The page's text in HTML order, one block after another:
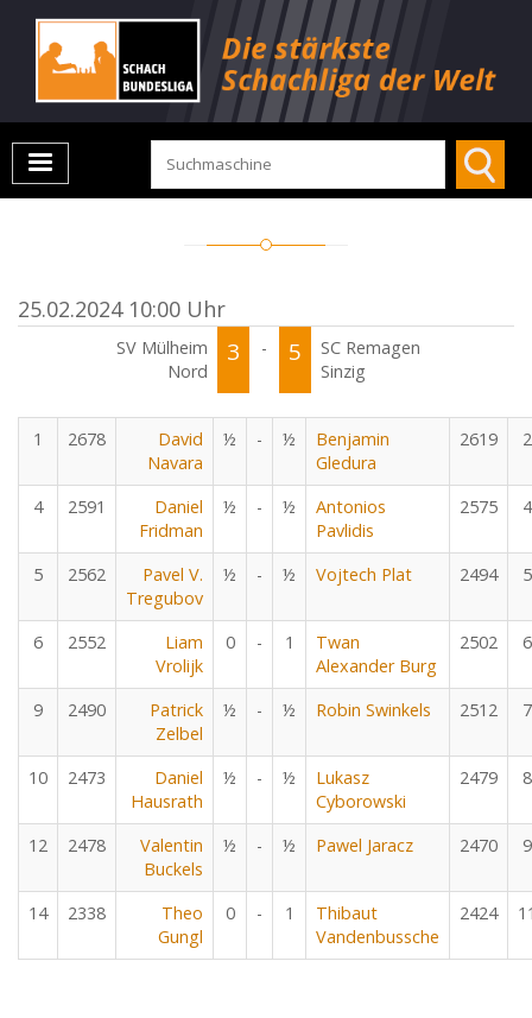
25.02.2024 10:00 Uhr
SV Mülheim
Nord
3 - 5
SC Remagen
Sinzig
1 2678
David
Navara
½ - ½
Benjamin
Gledura
2619 2
4 2591
Daniel
Fridman
½ - ½
Antonios
Pavlidis
2575 4
5 2562
Pavel V.
Tregubov
½ - ½ Vojtech Plat 2494 5
6 2552
Liam
Vrolijk
0 - 1
Twan
Alexander Burg
2502 6
9 2490
Patrick
Zelbel
½ - ½ Robin Swinkels 2512 7
10 2473
Daniel
Hausrath
½ - ½
Lukasz
Cyborowski
2479 8
12 2478
Valentin
Buckels
½ - ½ Pawel Jaracz 2470 9
14 2338
Theo
Gungl
0 - 1
Thibaut
Vandenbussche
2424